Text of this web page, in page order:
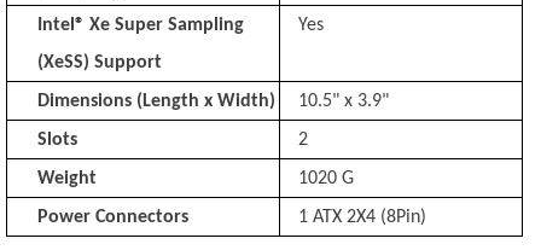
Intel® Xe Super Sampling
(XeSS) Support
Yes
Dimensions (Length x Width)
10.5" x 3.9"
Slots
2
Weight
1020 G
Power Connectors
1 ATX 2X4 (8Pin)